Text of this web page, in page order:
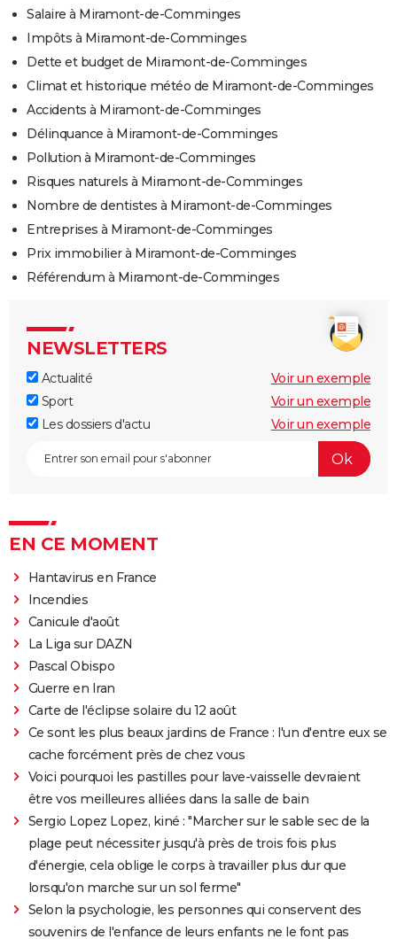
Salaire à Miramont-de-Comminges
Impôts à Miramont-de-Comminges
Dette et budget de Miramont-de-Comminges
Climat et historique météo de Miramont-de-Comminges
Accidents à Miramont-de-Comminges
Délinquance à Miramont-de-Comminges
Pollution à Miramont-de-Comminges
Risques naturels à Miramont-de-Comminges
Nombre de dentistes à Miramont-de-Comminges
Entreprises à Miramont-de-Comminges
Prix immobilier à Miramont-de-Comminges
Référendum à Miramont-de-Comminges
NEWSLETTERS
Actualité
Voir un exemple
Sport
Voir un exemple
Les dossiers d'actu
Voir un exemple
EN CE MOMENT
Hantavirus en France
Incendies
Canicule d'août
La Liga sur DAZN
Pascal Obispo
Guerre en Iran
Carte de l'éclipse solaire du 12 août
Ce sont les plus beaux jardins de France : l'un d'entre eux se
cache forcément près de chez vous
Voici pourquoi les pastilles pour lave-vaisselle devraient
être vos meilleures alliées dans la salle de bain
Sergio Lopez Lopez, kiné : "Marcher sur le sable sec de la
plage peut nécessiter jusqu'à près de trois fois plus
d'énergie, cela oblige le corps à travailler plus dur que
lorsqu'on marche sur un sol ferme"
Selon la psychologie, les personnes qui conservent des
souvenirs de l'enfance de leurs enfants ne le font pas